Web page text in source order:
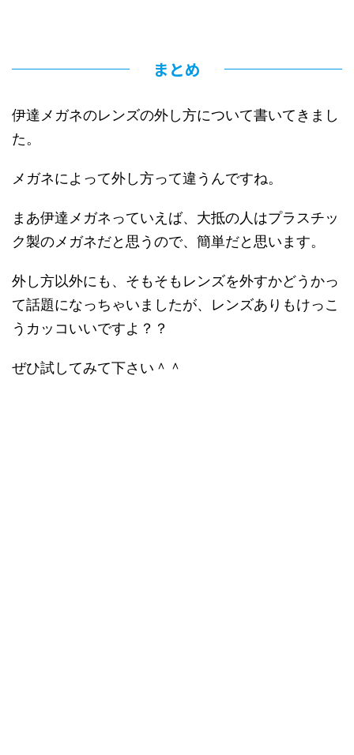
まとめ
伊達メガネのレンズの外し方について書いてきまし
た。
メガネによって外し方って違うんですね。
まあ伊達メガネっていえば、大抵の人はプラスチッ
ク製のメガネだと思うので、簡単だと思います。
外し方以外にも、そもそもレンズを外すかどうかっ
て話題になっちゃいましたが、レンズありもけっこ
うカッコいいですよ？？
ぜひ試してみて下さい＾＾